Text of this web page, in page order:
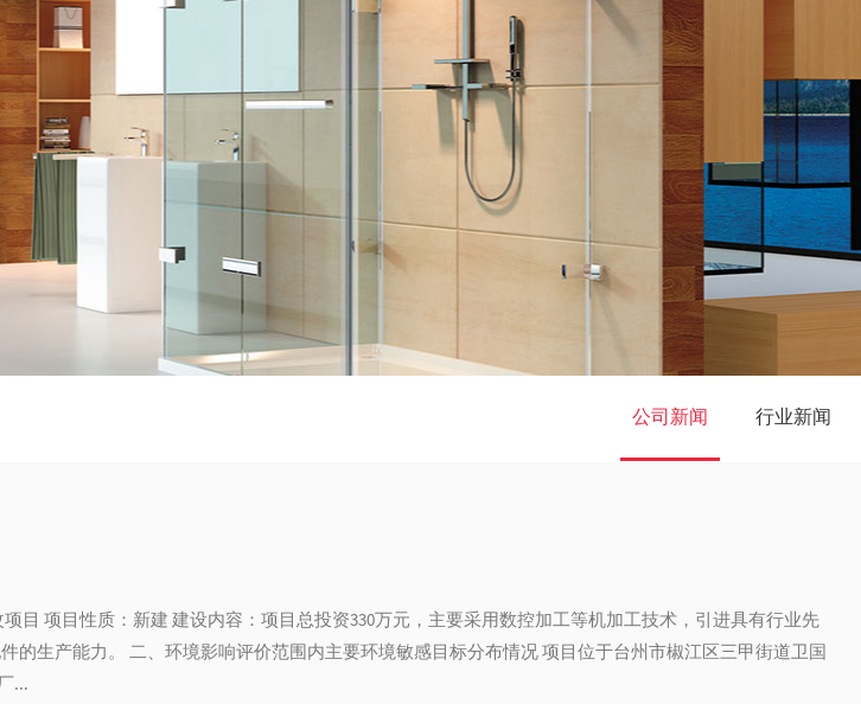
公司新闻 行业新闻
目 项目性质：新建 建设内容：项目总投资330万元，主要采用数控加工等机加工技术，引进具有行业先
生产能力。 二、环境影响评价范围内主要环境敏感目标分布情况 项目位于台州市椒江区三甲街道卫国
...